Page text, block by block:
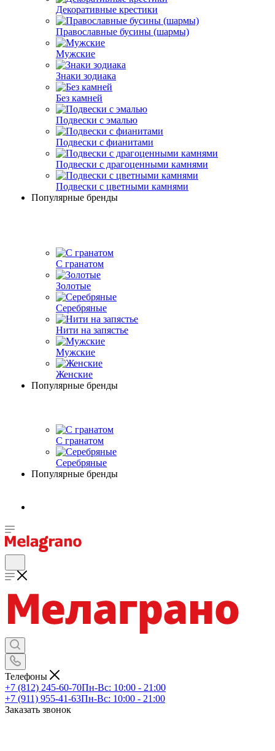
Декоративные крестики
Православные бусины (шармы)
Мужские
Знаки зодиака
Без камней
Подвески с эмалью
Подвески с фианитами
Подвески с драгоценными камнями
Подвески с цветными камнями
Популярные бренды
С гранатом
Золотые
Серебряные
Нити на запястье
Мужские
Женские
Популярные бренды
С гранатом
Серебряные
Популярные бренды
Телефоны
+7 (812) 245-60-70Пн-Вс: 10:00 - 21:00
+7 (911) 955-41-63Пн-Вс: 10:00 - 21:00
Заказать звонок